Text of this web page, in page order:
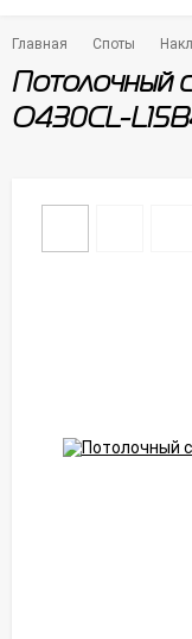
Главная Споты
Потолочный
O430CL-